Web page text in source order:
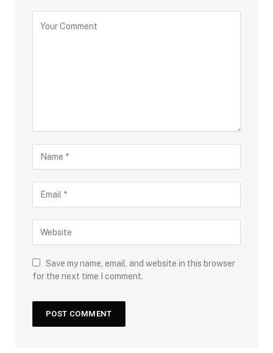
Save my name, email, and website in this browser
for the next time I comment.